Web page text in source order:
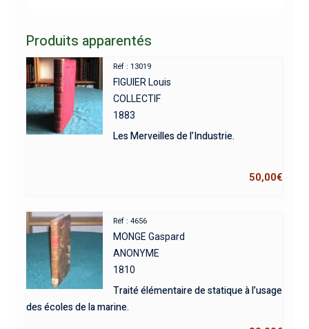
Produits apparentés
Réf : 13019
FIGUIER Louis
COLLECTIF
1883
Les Merveilles de l’Industrie.
50,00€
Réf : 4656
MONGE Gaspard
ANONYME
1810
Traité élémentaire de statique à l’usage
des écoles de la marine.